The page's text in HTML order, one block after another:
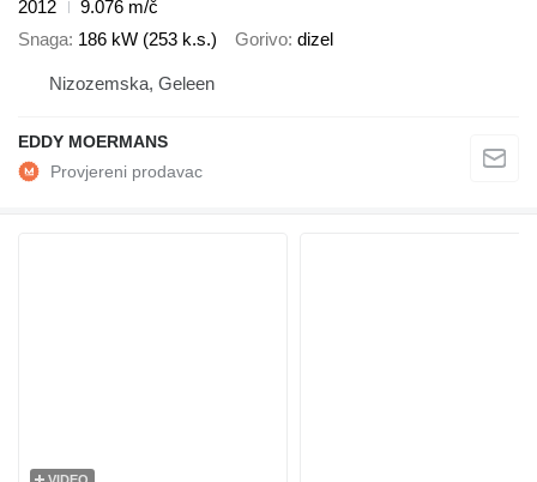
2012
9.076 m/č
Snaga 186 kW (253 k.s.) Gorivo dizel
Nizozemska, Geleen
EDDY MOERMANS